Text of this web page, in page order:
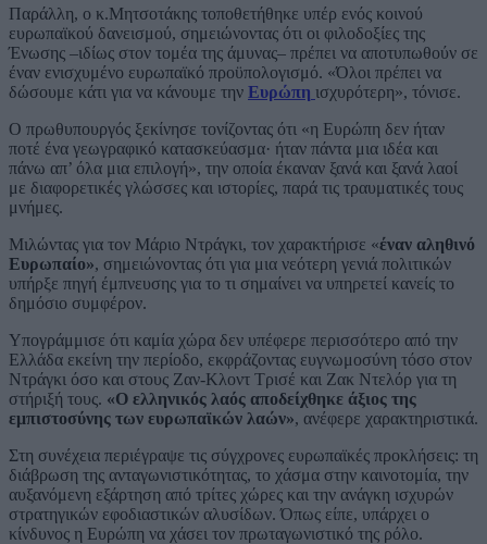
Παράλλη, ο κ.Μητσοτάκης τοποθετήθηκε υπέρ ενός κοινού
ευρωπαϊκού δανεισμού, σημειώνοντας ότι οι φιλοδοξίες της
Ένωσης –ιδίως στον τομέα της άμυνας– πρέπει να αποτυπωθούν σε
έναν ενισχυμένο ευρωπαϊκό προϋπολογισμό. «Όλοι πρέπει να
δώσουμε κάτι για να κάνουμε την Ευρώπη ισχυρότερη», τόνισε.
Ο πρωθυπουργός ξεκίνησε τονίζοντας ότι «η Ευρώπη δεν ήταν
ποτέ ένα γεωγραφικό κατασκεύασμα· ήταν πάντα μια ιδέα και
πάνω απ’ όλα μια επιλογή», την οποία έκαναν ξανά και ξανά λαοί
με διαφορετικές γλώσσες και ιστορίες, παρά τις τραυματικές τους
μνήμες.
Μιλώντας για τον Μάριο Ντράγκι, τον χαρακτήρισε «έναν αληθινό
Ευρωπαίο», σημειώνοντας ότι για μια νεότερη γενιά πολιτικών
υπήρξε πηγή έμπνευσης για το τι σημαίνει να υπηρετεί κανείς το
δημόσιο συμφέρον.
Υπογράμμισε ότι καμία χώρα δεν υπέφερε περισσότερο από την
Ελλάδα εκείνη την περίοδο, εκφράζοντας ευγνωμοσύνη τόσο στον
Ντράγκι όσο και στους Ζαν-Κλοντ Τρισέ και Ζακ Ντελόρ για τη
στήριξή τους. «Ο ελληνικός λαός αποδείχθηκε άξιος της
εμπιστοσύνης των ευρωπαϊκών λαών», ανέφερε χαρακτηριστικά.
Στη συνέχεια περιέγραψε τις σύγχρονες ευρωπαϊκές προκλήσεις: τη
διάβρωση της ανταγωνιστικότητας, το χάσμα στην καινοτομία, την
αυξανόμενη εξάρτηση από τρίτες χώρες και την ανάγκη ισχυρών
στρατηγικών εφοδιαστικών αλυσίδων. Όπως είπε, υπάρχει ο
κίνδυνος η Ευρώπη να χάσει τον πρωταγωνιστικό της ρόλο.